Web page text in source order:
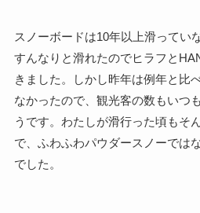
スノーボードは10年以上滑ってい
すんなりと滑れたのでヒラフと
きました。しかし昨年は例年と比
なかったので、観光客の数もいつ
うです。わたしが滑行った頃もそ
で、ふわふわパウダースノーでは
でした。